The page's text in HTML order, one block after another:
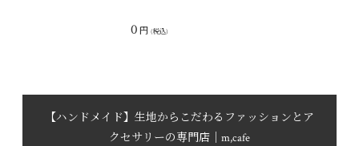
0 円 (税込)
【ハンドメイド】生地からこだわるファッションとア
クセサリーの専門店｜m,cafe